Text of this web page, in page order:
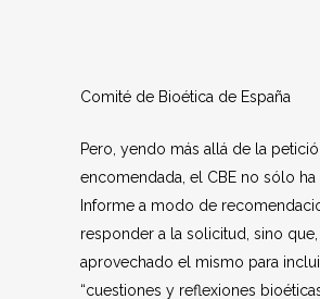
Comité de Bioética de España
Pero, yendo más allá de la
encomendada, el CBE no sólo ha
Informe a modo de
responder a la solicitud, sino que,
aprovechado el mismo para
“cuestiones y reflexiones